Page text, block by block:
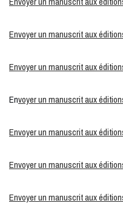
Envoyer un manuscrit aux
Envoyer un manuscrit aux
Envoyer un manuscrit aux
Envoyer un manuscrit aux
Envoyer un manuscrit aux
Envoyer un manuscrit aux